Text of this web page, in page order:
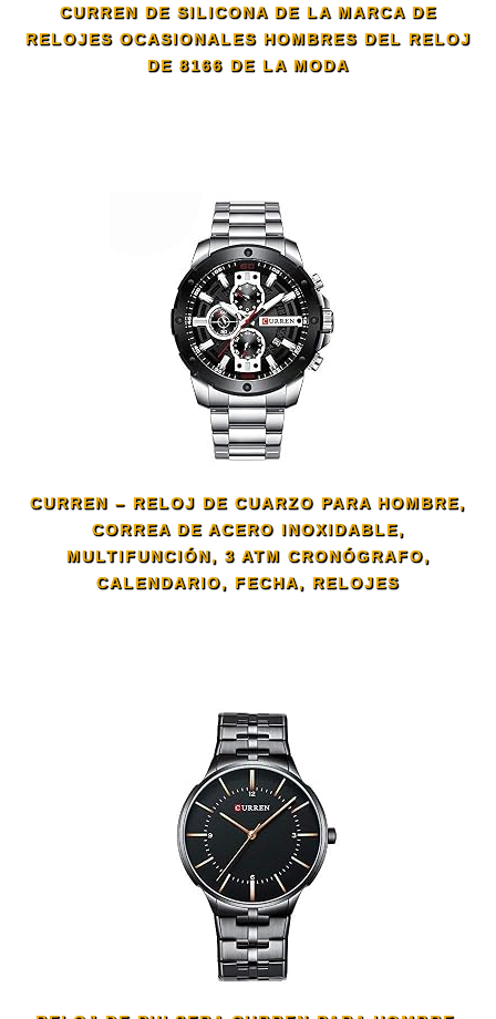
CURREN DE SILICONA DE LA MARCA DE
RELOJES OCASIONALES HOMBRES DEL RELOJ
DE 8166 DE LA MODA
CURREN – RELOJ DE CUARZO PARA HOMBRE,
CORREA DE ACERO INOXIDABLE,
MULTIFUNCIÓN, 3 ATM CRONÓGRAFO,
CALENDARIO, FECHA, RELOJES